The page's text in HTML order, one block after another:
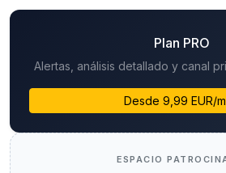
Plan PRO
Alertas, análisis detallado y canal
Desde 9,99 EUR/
ESPACIO